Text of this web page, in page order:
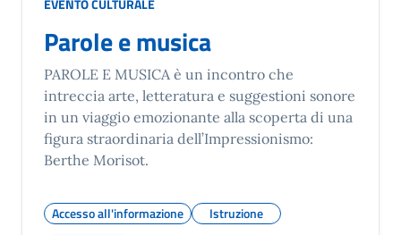
EVENTO CULTURALE
Parole e musica
PAROLE E MUSICA è un incontro che
intreccia arte, letteratura e suggestioni sonore
in un viaggio emozionante alla scoperta di una
figura straordinaria dell’Impressionismo:
Berthe Morisot.
Accesso all'informazione
Istruzione